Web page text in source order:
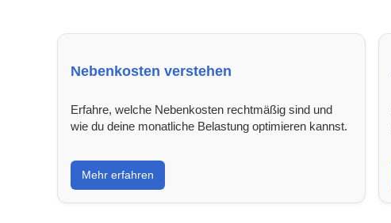
Nebenkosten verstehen
Erfahre, welche Nebenkosten rechtmäßig sind und
wie du deine monatliche Belastung optimieren kannst.
Mehr erfahren